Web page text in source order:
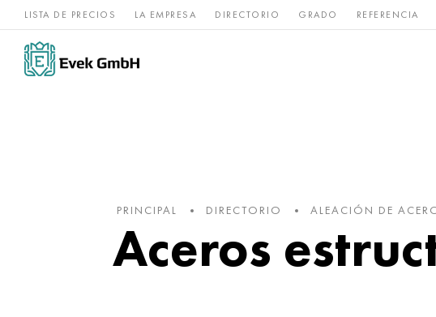
LISTA DE PRECIOS LA EMPRESA DIRECTORIO GRADO REFERENCIA
Aleaciones de
níquel
acero Raro
PRINCIPAL DIRECTORIO ALEACIÓN DE
Aceros